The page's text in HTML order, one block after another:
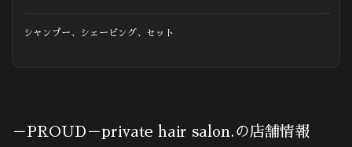
シャンプー、シェービング、セット
－PROUD－private hair salon.の店舗情報